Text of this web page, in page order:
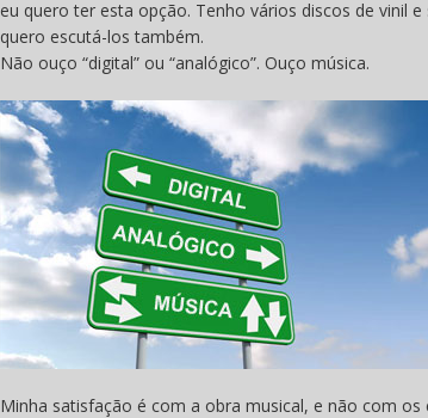
eu quero ter esta opção. Tenho vários discos de vinil
quero escutá-los também.
Não ouço “digital” ou “analógico”. Ouço música.
Minha satisfação é com a obra musical, e não com os